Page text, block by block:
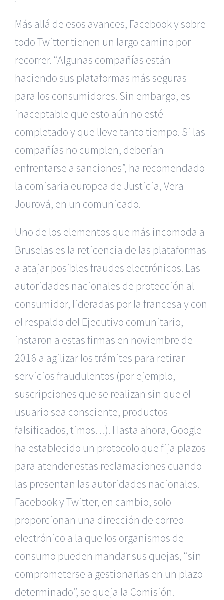
Más allá de esos avances, Facebook y sobre
todo Twitter tienen un largo camino por
recorrer. “Algunas compañías están
haciendo sus plataformas más seguras
para los consumidores. Sin embargo, es
inaceptable que esto aún no esté
completado y que lleve tanto tiempo. Si las
compañías no cumplen, deberían
enfrentarse a sanciones”, ha recomendado
la comisaria europea de Justicia, Vera
Jourová, en un comunicado.
Uno de los elementos que más incomoda a
Bruselas es la reticencia de las plataformas
a atajar posibles fraudes electrónicos. Las
autoridades nacionales de protección al
consumidor, lideradas por la francesa y con
el respaldo del Ejecutivo comunitario,
instaron a estas firmas en noviembre de
2016 a agilizar los trámites para retirar
servicios fraudulentos (por ejemplo,
suscripciones que se realizan sin que el
usuario sea consciente, productos
falsificados, timos…). Hasta ahora, Google
ha establecido un protocolo que fija plazos
para atender estas reclamaciones cuando
las presentan las autoridades nacionales.
Facebook y Twitter, en cambio, solo
proporcionan una dirección de correo
electrónico a la que los organismos de
consumo pueden mandar sus quejas, “sin
comprometerse a gestionarlas en un plazo
determinado”, se queja la Comisión.